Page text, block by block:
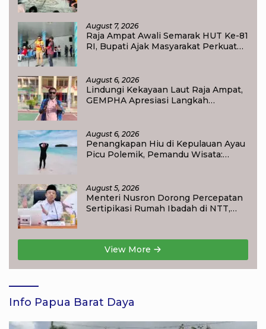
August 7, 2026
Raja Ampat Awali Semarak HUT Ke-81
RI, Bupati Ajak Masyarakat Perkuat
August 6, 2026
Lindungi Kekayaan Laut Raja Ampat,
GEMPHA Apresiasi Langkah
August 6, 2026
Penangkapan Hiu di Kepulauan Ayau
Picu Polemik, Pemandu Wisata:
August 5, 2026
Menteri Nusron Dorong Percepatan
Sertipikasi Rumah Ibadah di NTT,
View More
Info Papua Barat Daya